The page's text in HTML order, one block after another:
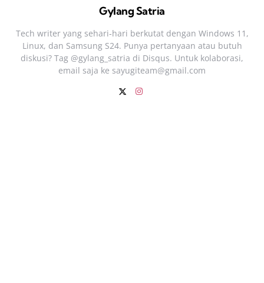
Gylang Satria
Tech writer yang sehari‑hari berkutat dengan Windows 11,
Linux, dan Samsung S24. Punya pertanyaan atau butuh
diskusi? Tag @gylang_satria di Disqus. Untuk kolaborasi,
email saja ke sayugiteam@gmail.com